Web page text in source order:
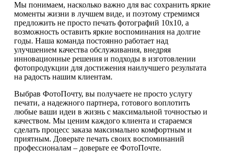
Мы понимаем, насколько важно для вас сохранить яркие
моменты жизни в лучшем виде, и поэтому стремимся
предложить не просто печать фотографий 10х10, а
возможность оставить яркие воспоминания на долгие
годы. Наша команда постоянно работает над
улучшением качества обслуживания, внедряя
инновационные решения и подходы в изготовлении
фотопродукции для достижения наилучшего результата
на радость нашим клиентам.
Выбрав ФотоПочту, вы получаете не просто услугу
печати, а надежного партнера, готового воплотить
любые ваши идеи в жизнь с максимальной точностью и
качеством. Мы ценим каждого клиента и стараемся
сделать процесс заказа максимально комфортным и
приятным. Доверьте печать своих воспоминаний
профессионалам – доверьте ее ФотоПочте.